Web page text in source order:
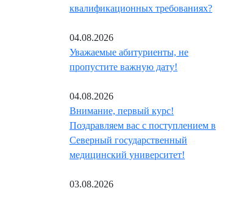
квалификационных требованиях?
04.08.2026
Уважаемые абитуриенты, не
пропустите важную дату!
04.08.2026
Внимание, первый курс!
Поздравляем вас с поступлением в
Северный государственный
медицинский университет!
03.08.2026